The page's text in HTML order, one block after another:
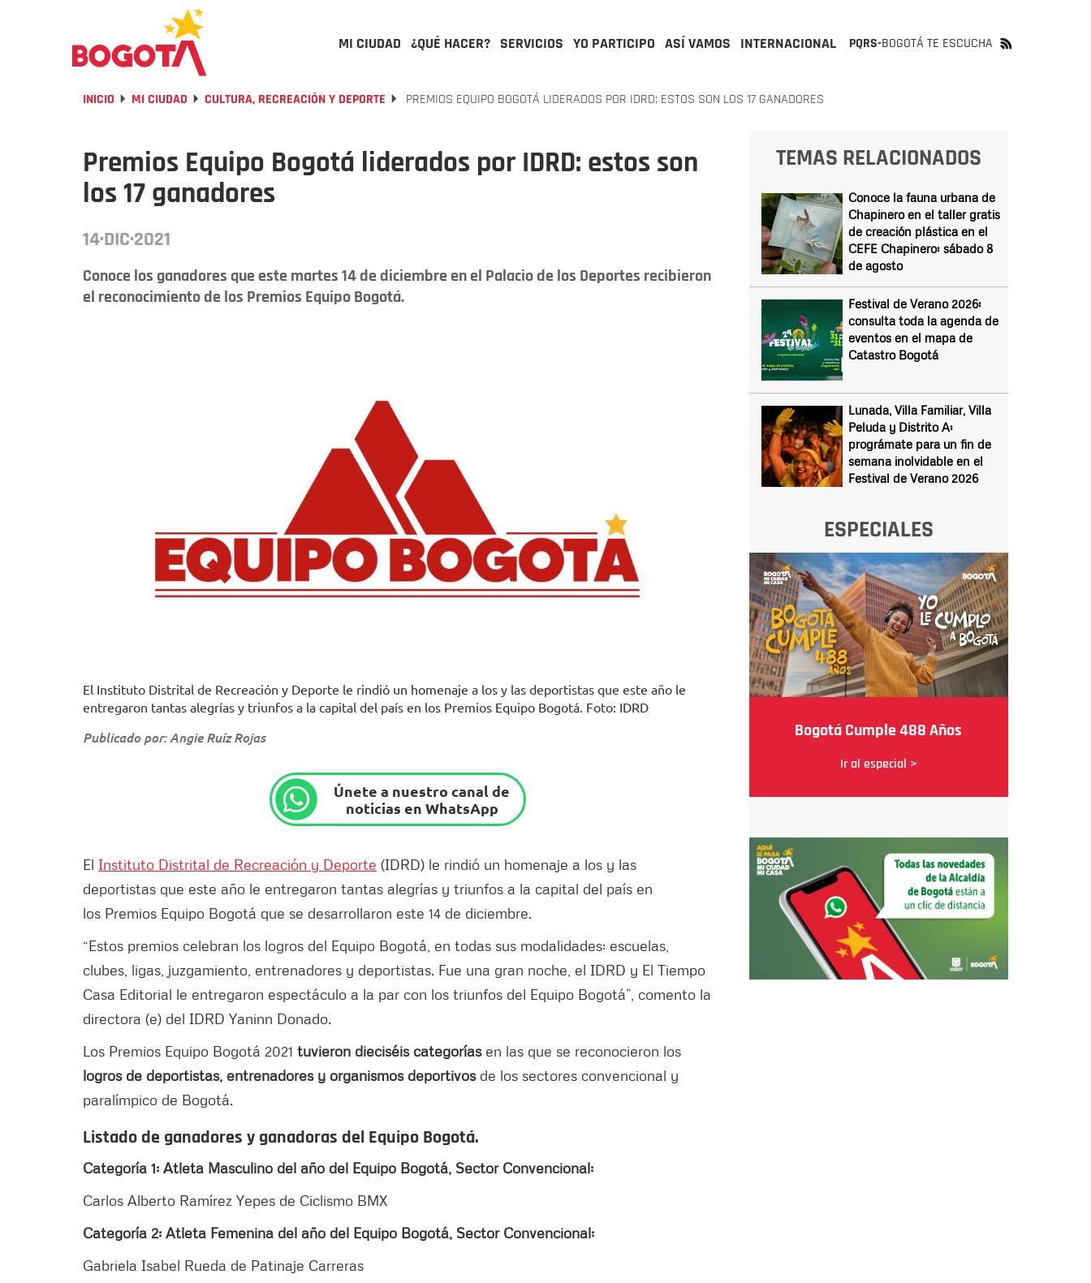
MI CIUDAD ¿QUÉ HACER? SERVICIOS YO PARTICIPO ASÍ VAMOS INTERNACIONAL PQRS-BOGOTÁ TE ESCUCHA
INICIO MI CIUDAD CULTURA, RECREACIÓN Y DEPORTE PREMIOS EQUIPO BOGOTÁ LIDERADOS POR IDRD: ESTOS SON LOS 17 GANADORES
Premios Equipo Bogotá liderados por IDRD: estos son
los 17 ganadores
14·DIC·2021
Conoce los ganadores que este martes 14 de diciembre en el Palacio de los Deportes recibieron
el reconocimiento de los Premios Equipo Bogotá.
El Instituto Distrital de Recreación y Deporte le rindió un homenaje a los y las deportistas que este año le
entregaron tantas alegrías y triunfos a la capital del país en los Premios Equipo Bogotá. Foto: IDRD
Publicado por: Angie Ruíz Rojas
Únete a nuestro canal de
noticias en WhatsApp
El Instituto Distrital de Recreación y Deporte (IDRD) le rindió un homenaje a los y las
deportistas que este año le entregaron tantas alegrías y triunfos a la capital del país en
los Premios Equipo Bogotá que se desarrollaron este 14 de diciembre.
“Estos premios celebran los logros del Equipo Bogotá, en todas sus modalidades: escuelas,
clubes, ligas, juzgamiento, entrenadores y deportistas. Fue una gran noche, el IDRD y El Tiempo
Casa Editorial le entregaron espectáculo a la par con los triunfos del Equipo Bogotá”, comento la
directora (e) del IDRD Yaninn Donado.
Los Premios Equipo Bogotá 2021 tuvieron dieciséis categoríasen las que se reconocieron los
logros de deportistas, entrenadores y organismos deportivosde los sectores convencional y
paralímpico de Bogotá.
Listado de ganadores y ganadoras del Equipo Bogotá.
Categoría 1: Atleta Masculino del año del Equipo Bogotá, Sector Convencional:
Carlos Alberto Ramírez Yepes de Ciclismo BMX
Categoría 2: Atleta Femenina del año del Equipo Bogotá, Sector Convencional:
Gabriela Isabel Rueda de Patinaje Carreras
TEMAS RELACIONADOS
Conoce la fauna urbana de
Chapinero en el taller gratis
de creación plástica en el
CEFE Chapinero: sábado 8
de agosto
Festival de Verano 2026:
consulta toda la agenda de
eventos en el mapa de
Catastro Bogotá
Lunada, Villa Familiar, Villa
Peluda y Distrito A:
prográmate para un fin de
semana inolvidable en el
Festival de Verano 2026
ESPECIALES
Bogotá Cumple 488 Años
Ir al especial >